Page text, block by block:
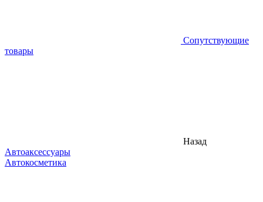
Сопутствующие
товары
Назад
Автоаксессуары
Автокосметика